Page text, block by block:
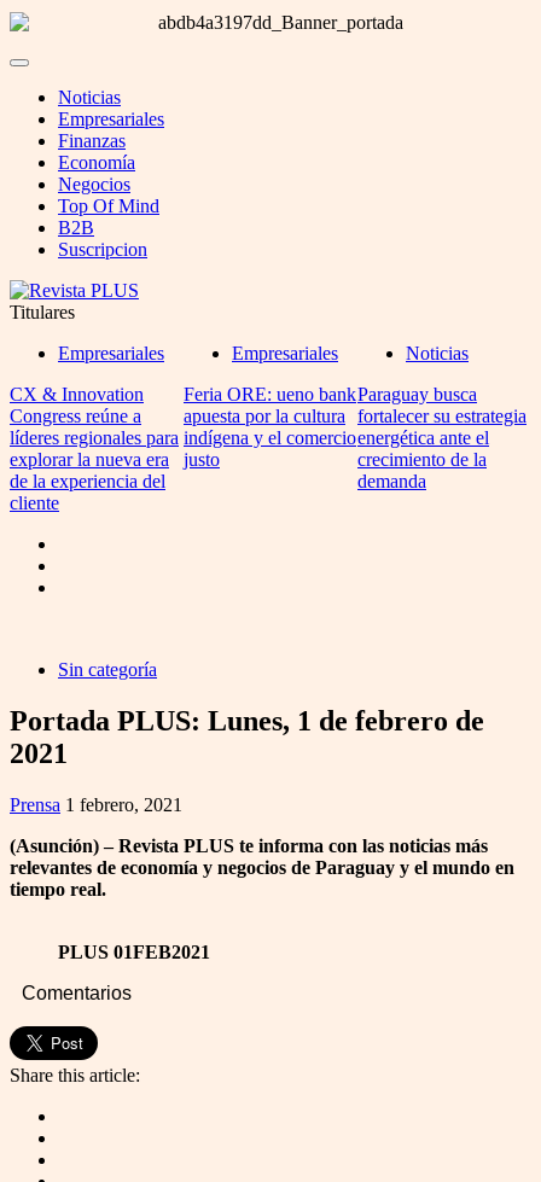
Noticias
Empresariales
Finanzas
Economía
Negocios
Top Of Mind
B2B
Suscripcion
Titulares
Empresariales
CX & Innovation
Congress reúne a
líderes regionales para
explorar la nueva era
de la experiencia del
cliente
Empresariales
Feria ORE: ueno bank
apuesta por la cultura
indígena y el comercio
justo
Noticias
Paraguay busca
fortalecer su estrategia
energética ante el
crecimiento de la
demanda
Sin categoría
Portada PLUS: Lunes, 1 de febrero de
2021
Prensa 1 febrero, 2021
(Asunción) – Revista PLUS te informa con las noticias más
relevantes de economía y negocios de Paraguay y el mundo en
tiempo real.
PLUS 01FEB2021
Comentarios
Share this article: